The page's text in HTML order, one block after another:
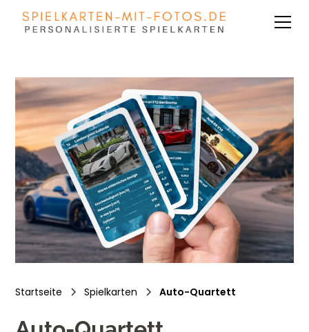
Startseite Spielkarten Auto-Quartett